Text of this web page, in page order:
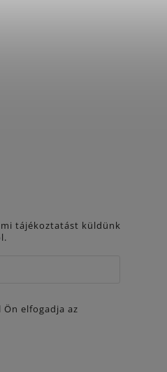
mi tájékoztatást küldünk
Ön elfogadja az